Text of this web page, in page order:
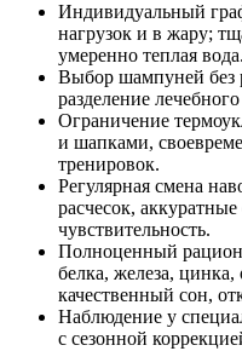
Индивидуальный
нагрузок и в жару;
умеренно теплая вода.
Выбор шампуней без
разделение
Ограничение
и шапками,
тренировок.
Регулярная смена
расчесок,
чувствительность.
Полноценный рацион
белка, железа, цинка,
качественный сон,
Наблюдение у
с сезонной